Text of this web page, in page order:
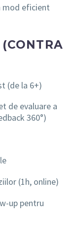
mod eficient
(de la 6+)
de evaluare a
360°)
(1h, online)
up pentru